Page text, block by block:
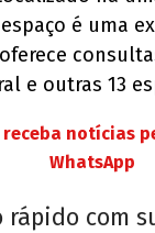
é uma
e outras 13
receba notícias
WhatsApp
com